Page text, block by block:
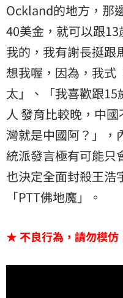
Ockland的地方，那
40美金，就可以跟
我的，我有謝長挺跟
想我喔，因為，我式
太」、「我喜歡跟
人 發育比較晚，中
灣就是中國阿？」，
統派發言極有可能只
也決定全面封殺王浩
「PTT佛地魔」。
★ 不良行為，請勿模仿